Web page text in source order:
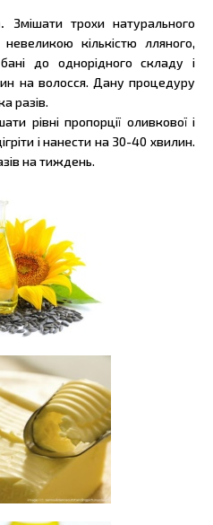
Змішати трохи натурального
кількістю лляного,
бані до однорідного складу і
на волосся. Дану процедуру
разів.
рівні пропорції оливкової і
і нанести на 30-40 хвилин.
на тиждень.